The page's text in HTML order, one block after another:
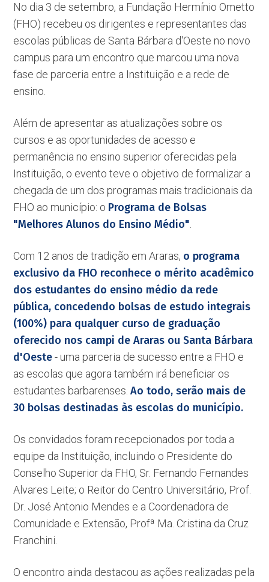
No dia 3 de setembro, a Fundação Hermínio Ometto
(FHO) recebeu os dirigentes e representantes das
escolas públicas de Santa Bárbara d'Oeste no novo
campus para um encontro que marcou uma nova
fase de parceria entre a Instituição e a rede de
ensino.
Além de apresentar as atualizações sobre os
cursos e as oportunidades de acesso e
permanência no ensino superior oferecidas pela
Instituição, o evento teve o objetivo de formalizar a
chegada de um dos programas mais tradicionais da
FHO ao município: o Programa de Bolsas
"Melhores Alunos do Ensino Médio"
Com 12 anos de tradição em Araras, o programa
exclusivo da FHO reconhece o mérito acadêmico
dos estudantes do ensino médio da rede
pública, concedendo bolsas de estudo integrais
(100%) para qualquer curso de graduação
oferecido nos campi de Araras ou Santa Bárbara
d'Oeste- uma parceria de sucesso entre a FHO e
as escolas que agora também irá beneficiar os
estudantes barbarenses.Ao todo, serão mais de
30 bolsas destinadas às escolas do município.
Os convidados foram recepcionados por toda a
equipe da Instituição, incluindo o Presidente do
Conselho Superior da FHO, Sr. Fernando Fernandes
Alvares Leite; o Reitor do Centro Universitário, Prof.
Dr. José Antonio Mendes e a Coordenadora de
Comunidade e Extensão, Profª Ma. Cristina da Cruz
Franchini.
O encontro ainda destacou as ações realizadas pela